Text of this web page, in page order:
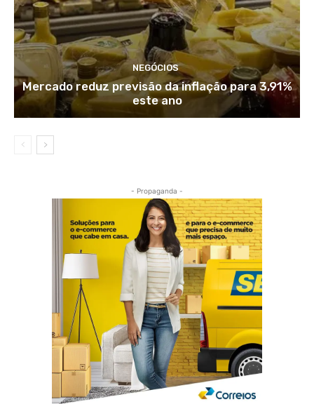
NEGÓCIOS
Mercado reduz previsão da inflação para 3,91%
este ano
- Propaganda -